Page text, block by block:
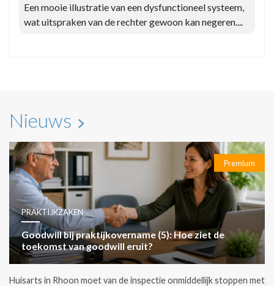
Een mooie illustratie van een dysfunctioneel systeem,
wat uitspraken van de rechter gewoon kan negeren....
Nieuws
Premium
PRAKTIJKZAKEN
Goodwill bij praktijkovername (5): Hoe ziet de
toekomst van goodwill eruit?
Huisarts in Rhoon moet van de inspectie onmiddellijk stoppen met